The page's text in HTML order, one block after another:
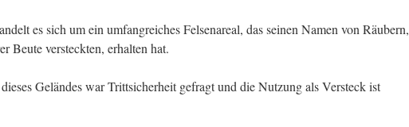
es sich um ein umfangreiches Felsenareal, das seinen Namen von Räubern,
Beute versteckten, erhalten hat.
Geländes war Trittsicherheit gefragt und die Nutzung als Versteck ist